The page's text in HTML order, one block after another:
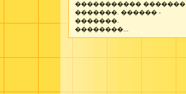
����������� �������
�������. ������ -
�������.
��������...